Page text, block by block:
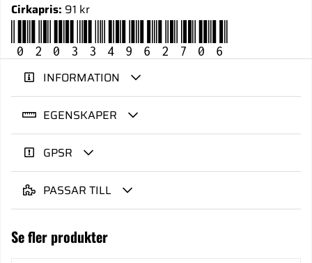
Cirkapris: 91 kr
020334962706
INFORMATION
EGENSKAPER
GPSR
PASSAR TILL
Se fler produkter